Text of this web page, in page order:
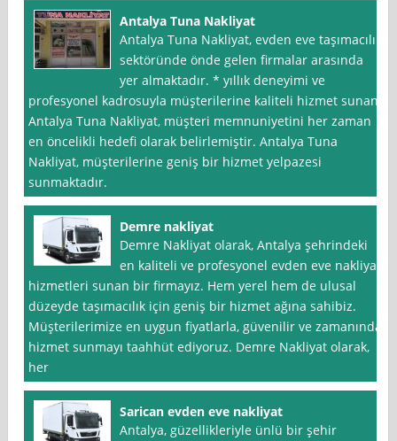
Antalya Tuna Nakliyat
Antalya Tuna Nakliyat, evden eve taşımacılık
sektöründe önde gelen firmalar arasında
yer almaktadır. * yıllık deneyimi ve
profesyonel kadrosuyla müşterilerine kaliteli hizmet sunan
Antalya Tuna Nakliyat, müşteri memnuniyetini her zaman
en öncelikli hedefi olarak belirlemiştir. Antalya Tuna
Nakliyat, müşterilerine geniş bir hizmet yelpazesi
sunmaktadır.
Demre nakliyat
Demre Nakliyat olarak, Antalya şehrindeki
en kaliteli ve profesyonel evden eve nakliyat
hizmetleri sunan bir firmayız. Hem yerel hem de ulusal
düzeyde taşımacılık için geniş bir hizmet ağına sahibiz.
Müşterilerimize en uygun fiyatlarla, güvenilir ve zamanında
hizmet sunmayı taahhüt ediyoruz. Demre Nakliyat olarak,
her
Sarican evden eve nakliyat
Antalya, güzellikleriyle ünlü bir şehir